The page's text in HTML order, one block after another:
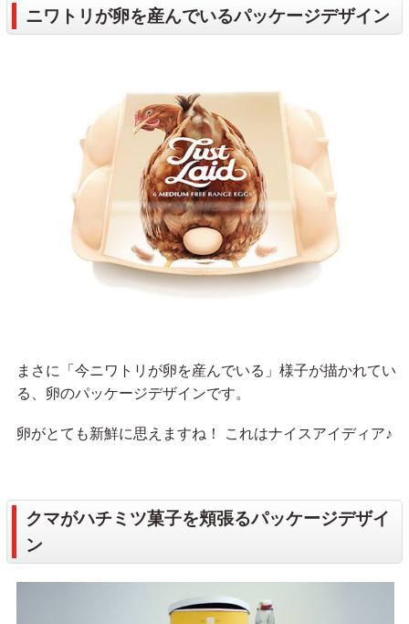
ニワトリが卵を産んでいるパッケージデザイン
まさに「今ニワトリが卵を産んでいる」様子が描かれてい
る、卵のパッケージデザインです。
卵がとても新鮮に思えますね！ これはナイスアイディア♪
クマがハチミツ菓子を頬張るパッケージデザイ
ン